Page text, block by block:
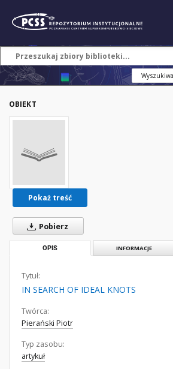
OBIEKT
Pokaż treść
Pobierz
OPIS INFORMACJE
Tytuł:
IN SEARCH OF IDEAL KNOTS
Twórca:
Pierański Piotr
Typ zasobu:
artykuł